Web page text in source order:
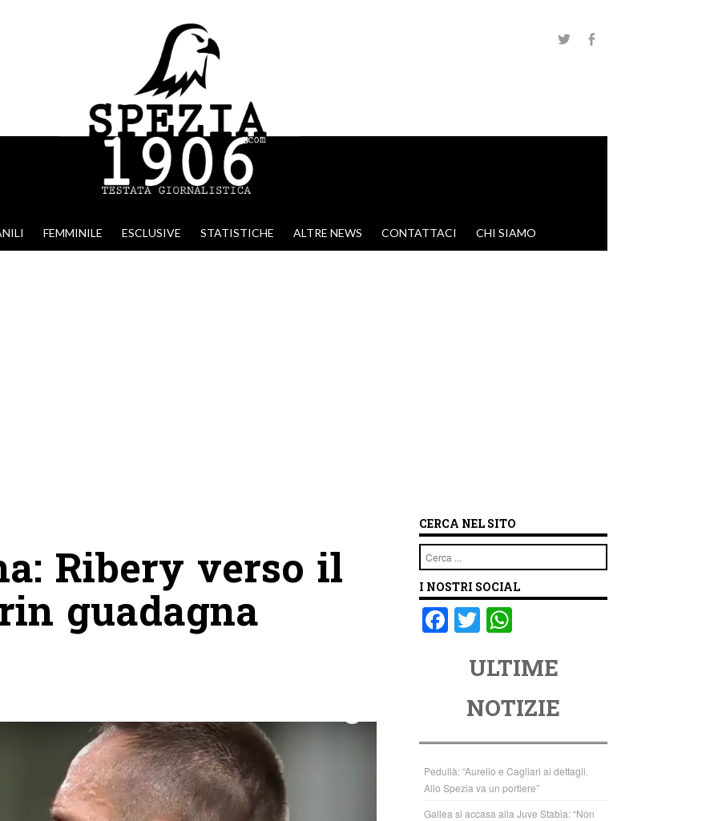
FEMMINILE ESCLUSIVE STATISTICHE ALTRE NEWS CONTATTACI CHI SIAMO
Ribery verso il
guadagna
CERCA NEL SITO
Cerca
I NOSTRI SOCIAL
F
o
o
k
T
tt
er
at
s
A
p
p
ULTIME
NOTIZIE
Pedullà: “Aurelio e Cagliari ai dettagli.
Allo Spezia va un portiere”
Gallea si accasa alla Juve Stabia: “Non